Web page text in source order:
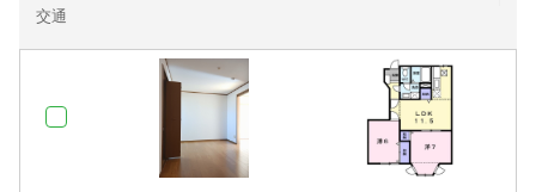
交通